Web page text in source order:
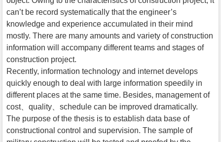
can’t be record systematically that the engineer’s
knowledge and experience accumulated in their mind
mostly. There are many amounts and variety of construction
information will accompany different teams and stages of
construction project.
Recently, information technology and internet develops
quickly enough to deal with large information speedily in
different places at the same time. Besides, management of
cost、quality、schedule can be improved dramatically.
The purpose of the thesis is to establish data base of
constructional control and supervision. The sample of